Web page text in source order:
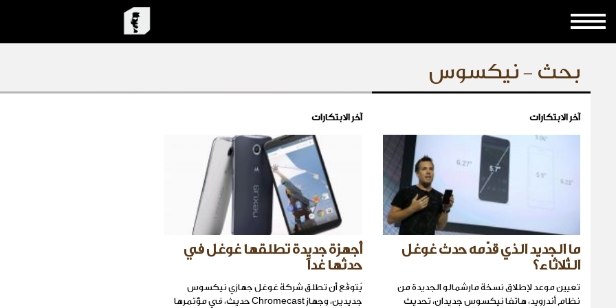
بحث - نيكسوس
آخر الابتكارات
ما الجديد الذي قدّمه حدث غوغل
الثلاثاء؟
تعيين موعد لإطلاق نسخة مارشمالو الجديدة من
نظام أندرويد، هاتفا نيكسوس جديدان، تحديث
آخر الابتكارات
أجهزة جديدة تطلقها غوغل في
حدثها غداً
يُتوقّع أن تطلق شركة غوغل جهازي نيكسوس
جديدين، وجهاز Chromecast حديث، في مؤتمرها